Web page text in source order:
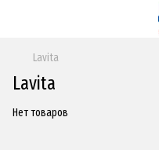
Lavita
Lavita
Нет товаров